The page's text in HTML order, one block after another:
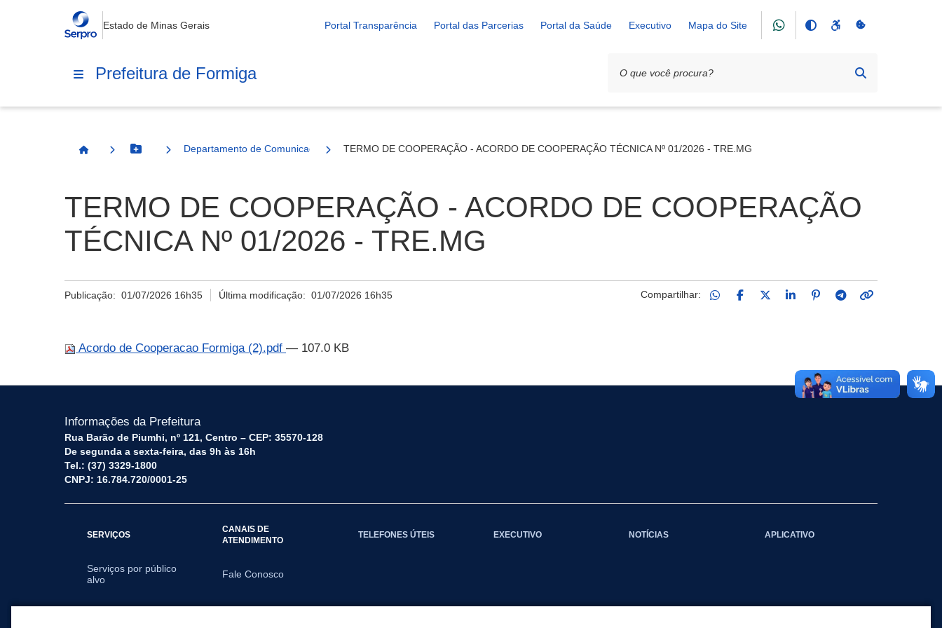
Estado de Minas Gerais Portal Transparência Portal das Parcerias Portal da Saúde Executivo Mapa do Site
Prefeitura de Formiga
Página InicialBotão Menu
Departamento de Comunicação TERMO DE COOPERAÇÃO - ACORDO DE COOPERAÇÃO TÉCNICA Nº 01/2026 - TRE.MG
TERMO DE COOPERAÇÃO - ACORDO DE COOPERAÇÃO
TÉCNICA Nº 01/2026 - TRE.MG
Publicação: 01/07/2026 16h35 Última modificação:01/07/2026 16h35 Compartilhar:
Acordo de Cooperacao Formiga (2).pdf — 107.0 KB
Informações da Prefeitura
Rua Barão de Piumhi, nº 121, Centro – CEP: 35570-128
De segunda a sexta-feira, das 9h às 16h
Tel.: (37) 3329-1800
CNPJ: 16.784.720/0001-25
SERVIÇOS
Serviços por público
alvo
CANAIS DE
ATENDIMENTO
Fale Conosco
TELEFONES ÚTEIS EXECUTIVO NOTÍCIAS APLICATIVO